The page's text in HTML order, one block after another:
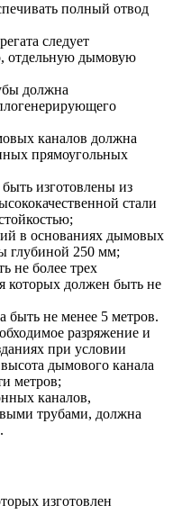
полный отвод
следует
отдельную дымовую
должна
каналов должна
прямоугольных
изготовлены из
стали
в основаниях дымовых
глубиной 250 мм;
не более трех
которых должен быть не
не менее 5 метров.
разряжение и
при условии
дымового канала
метров;
каналов,
трубами, должна
изготовлен